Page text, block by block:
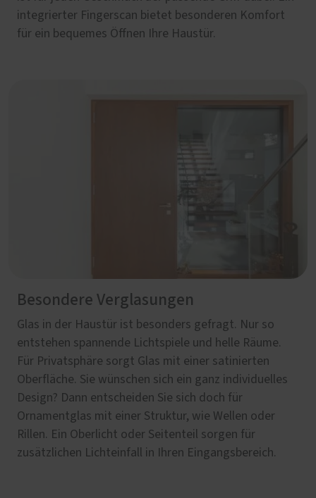
integrierter Fingerscan bietet besonderen Komfort
für ein bequemes Öffnen Ihre Haustür.
Besondere Verglasungen
Glas in der Haustür ist besonders gefragt. Nur so
entstehen spannende Lichtspiele und helle Räume.
Für Privatsphäre sorgt Glas mit einer satinierten
Oberfläche. Sie wünschen sich ein ganz individuelles
Design? Dann entscheiden Sie sich doch für
Ornamentglas mit einer Struktur, wie Wellen oder
Rillen. Ein Oberlicht oder Seitenteil sorgen für
zusätzlichen Lichteinfall in Ihren Eingangsbereich.